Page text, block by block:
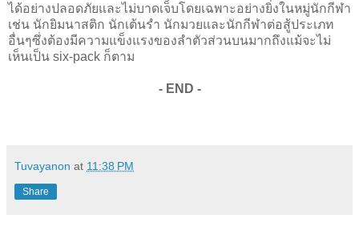
ได้อย่างปลอดภัยและไม่บาดเจ็บโดยเฉพาะอย่างยิ่งในหมู่นักกีฬา
เช่น นักยิมนาสติก นักเต้นรำ นักมวยและนักกีฬาต่อสู้ประเภท
อื่นๆซึ่งต้องมีความแข็งแรงของลำตัวส่วนบนมากถึงแม้จะไม่
เห็นเป็น six-pack ก็ตาม
- END -
Tuvayanon at 11:38 PM
Share